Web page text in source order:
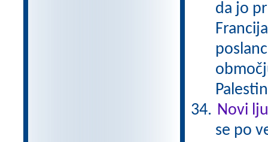
da jo
Novi
se po